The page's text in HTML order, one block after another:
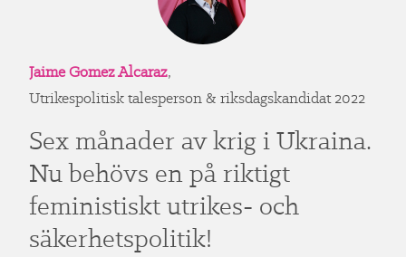
Jaime Gomez Alcaraz,
Utrikespolitisk talesperson & riksdagskandidat 2022
Sex månader av krig i Ukraina.
Nu behövs en på riktigt
feministiskt utrikes- och
säkerhetspolitik!